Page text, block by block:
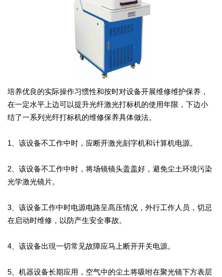
培养优良的实际操作习惯性和按时对设备开展维修维护保养，
在一定水平上边可以提升光纤激光打标机的使用年限，下边小
结了一系列光纤打标机的维修保养具体做法。
1、该设备不工作中时，应断开激光刻字机和计算机电源。
2、该设备不工作中时，将场镜镜头盖盖好，避免尘土环境污染
光学激光镜片。
3、该设备工作中时电源电路呈髙压情况，外行工作人员，切忌
在启动时维修，以防产生安全事故。
4、该设备出現一切常见故障应马上断开开关电源。
5、机器设备长期应用，空气中的尘土将吸咐在聚光镜下方表层